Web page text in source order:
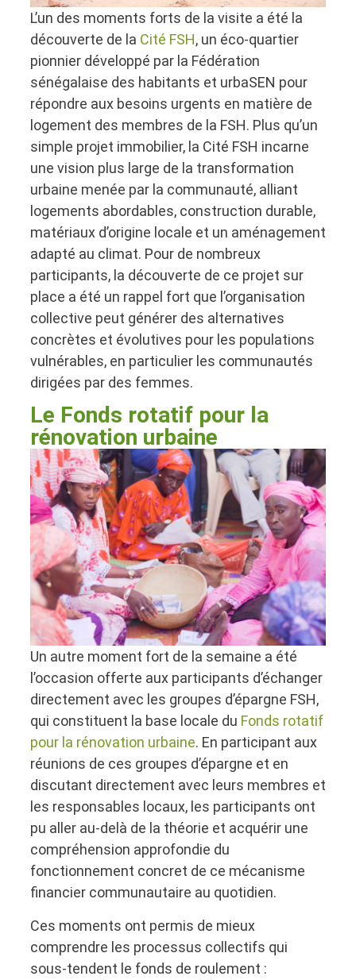
L’un des moments forts de la visite a été la
découverte de la Cité FSH, un éco-quartier
pionnier développé par la Fédération
sénégalaise des habitants et urbaSEN pour
répondre aux besoins urgents en matière de
logement des membres de la FSH. Plus qu’un
simple projet immobilier, la Cité FSH incarne
une vision plus large de la transformation
urbaine menée par la communauté, alliant
logements abordables, construction durable,
matériaux d’origine locale et un aménagement
adapté au climat. Pour de nombreux
participants, la découverte de ce projet sur
place a été un rappel fort que l’organisation
collective peut générer des alternatives
concrètes et évolutives pour les populations
vulnérables, en particulier les communautés
dirigées par des femmes.
Le Fonds rotatif pour la
rénovation urbaine
Un autre moment fort de la semaine a été
l’occasion offerte aux participants d’échanger
directement avec les groupes d’épargne FSH,
qui constituent la base locale du Fonds rotatif
pour la rénovation urbaine. En participant aux
réunions de ces groupes d’épargne et en
discutant directement avec leurs membres et
les responsables locaux, les participants ont
pu aller au-delà de la théorie et acquérir une
compréhension approfondie du
fonctionnement concret de ce mécanisme
financier communautaire au quotidien.
Ces moments ont permis de mieux
comprendre les processus collectifs qui
sous-tendent le fonds de roulement :